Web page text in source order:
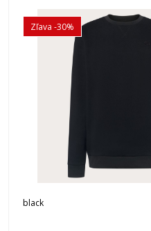
Zľava -30%
black